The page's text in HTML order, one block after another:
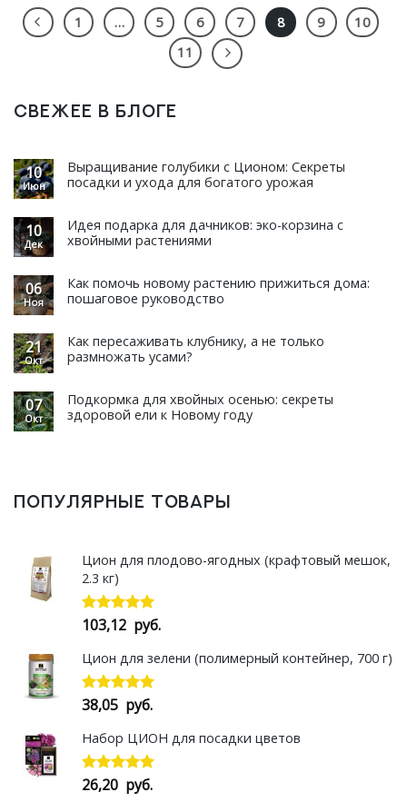
1 … 5 6 7 8 9
10
11
СВЕЖЕЕ В БЛОГЕ
10
Июн
Выращивание голубики с Ционом: Секреты
посадки и ухода для богатого урожая
10
Дек
Идея подарка для дачников: эко-корзина с
хвойными растениями
06
Ноя
Как помочь новому растению прижиться дома:
пошаговое руководство
21
Окт
Как пересаживать клубнику, а не только
размножать усами?
07
Окт
Подкормка для хвойных осенью: секреты
здоровой ели к Новому году
ПОПУЛЯРНЫЕ ТОВАРЫ
Цион для плодово-ягодных (крафтовый мешок,
2.3 кг)
Оценка
из 5
103,12 руб.
Цион для зелени (полимерный контейнер, 700 г)
Оценка
из 5
38,05 руб.
Набор ЦИОН для посадки цветов
Оценка
из 5
26,20 руб.